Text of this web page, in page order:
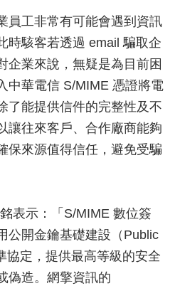
員工非常有可能會遇到資訊
時駭客若透過 email 騙取企
企業來說，無疑是為目前困
中華電信 S/MIME 憑證將電
了能提供信件的完整性及不
讓往來客戶、合作廠商能夠
保來源值得信任，避免受騙
表示：「S/MIME 數位簽
公開金鑰基礎建設（Public
協定，提供最高等級的安全
偽造。網擎資訊的